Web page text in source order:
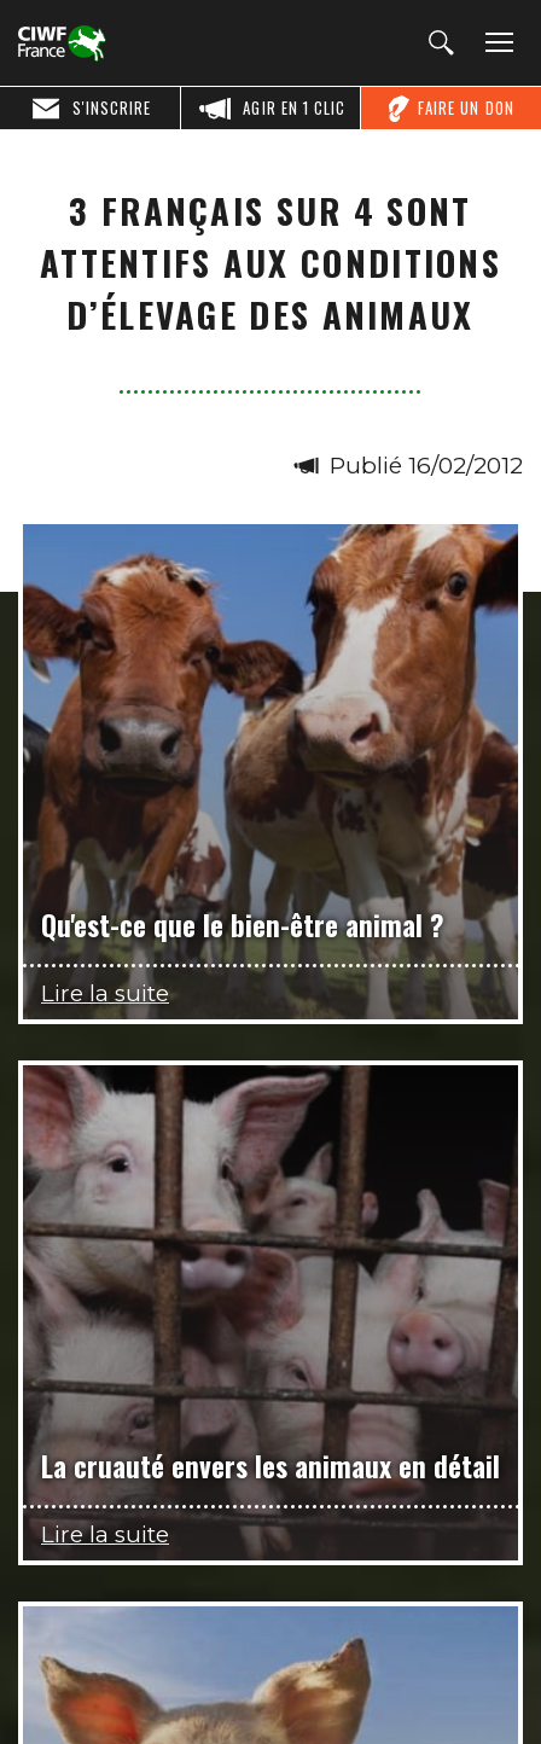
FAIRE UN DON
AGIR EN 1 CLIC
S'INSCRIRE
3 FRANÇAIS SUR 4 SONT
ATTENTIFS AUX CONDITIONS
D’ÉLEVAGE DES ANIMAUX
Publié 16/02/2012
Qu'est-ce que le bien-être animal ?
Lire la suite
La cruauté envers les animaux en détail
Lire la suite